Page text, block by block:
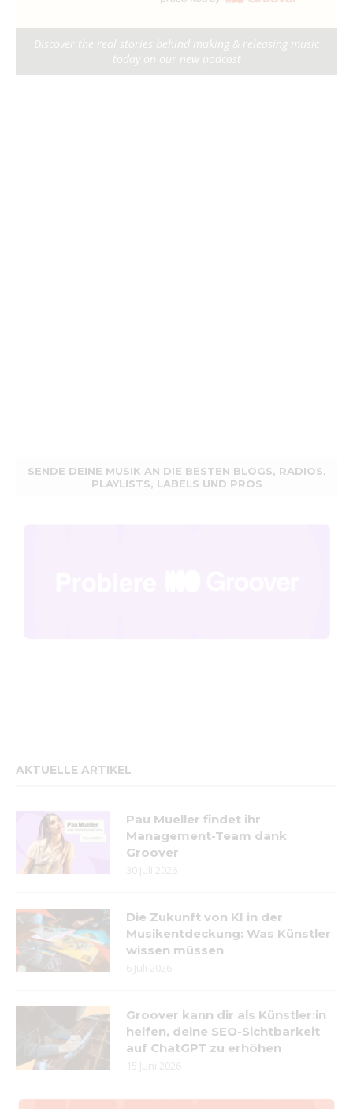
Discover the real stories behind making & releasing music
today on our new podcast
SENDE DEINE MUSIK AN DIE BESTEN BLOGS, RADIOS,
PLAYLISTS, LABELS UND PROS
AKTUELLE ARTIKEL
Pau Mueller findet ihr
Management-Team dank
Groover
30 Juli 2026
Die Zukunft von KI in der
Musikentdeckung: Was Künstler
wissen müssen
6 Juli 2026
Groover kann dir als Künstler:in
helfen, deine SEO-Sichtbarkeit
auf ChatGPT zu erhöhen
15 Juni 2026